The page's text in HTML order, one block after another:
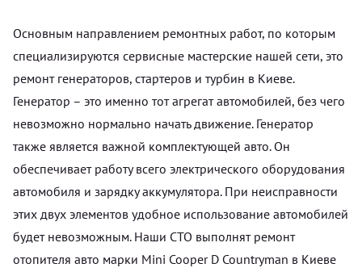
Основным направлением ремонтных работ, по которым
специализируются сервисные мастерские нашей сети, это
ремонт генераторов, стартеров и турбин в Киеве.
Генератор – это именно тот агрегат автомобилей, без чего
невозможно нормально начать движение. Генератор
также является важной комплектующей авто. Он
обеспечивает работу всего электрического оборудования
автомобиля и зарядку аккумулятора. При неисправности
этих двух элементов удобное использование автомобилей
будет невозможным. Наши СТО выполнят ремонт
отопителя авто марки Mini Cooper D Countryman в Киеве